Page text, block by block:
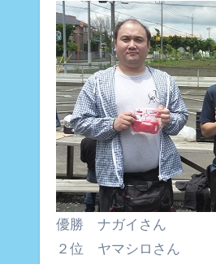
優勝 ナガイさん
２位 ヤマシロさん